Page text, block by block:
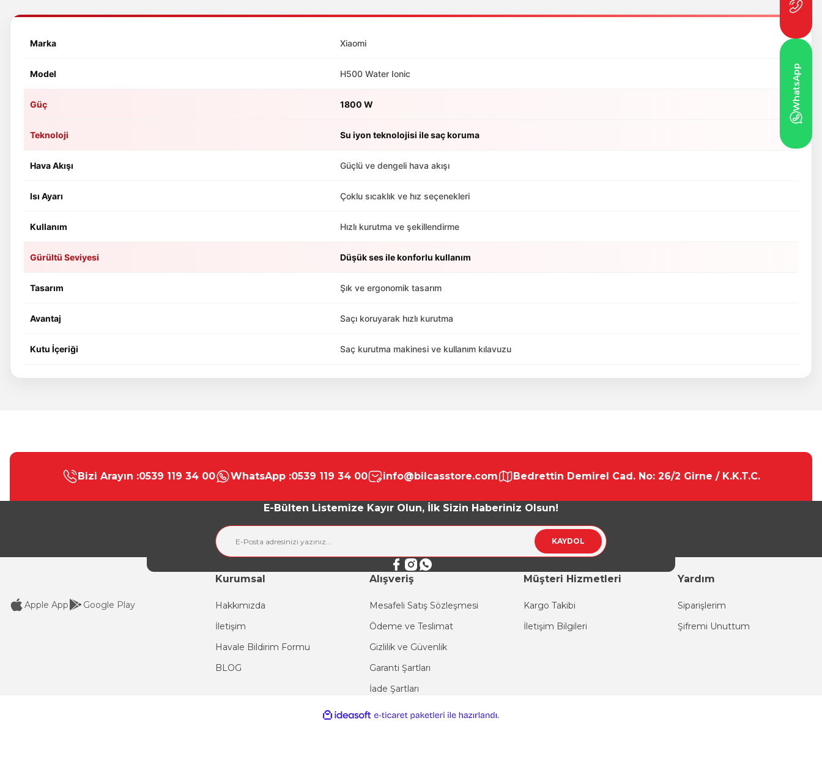
Marka Xiaomi
Model H500 Water Ionic
Güç 1800 W
Teknoloji Su iyon teknolojisi ile saç koruma
Hava Akışı Güçlü ve dengeli hava akışı
Isı Ayarı Çoklu sıcaklık ve hız seçenekleri
Kullanım Hızlı kurutma ve şekillendirme
Gürültü Seviyesi Düşük ses ile konforlu kullanım
Tasarım Şık ve ergonomik tasarım
Avantaj Saçı koruyarak hızlı kurutma
Kutu İçeriği Saç kurutma makinesi ve kullanım kılavuzu
Görüş ve önerileriniz için teşekkür ederiz.
Ürün resmi kalitesiz, bozuk veya görüntülenemiyor.
Ürün açıklamasında eksik bilgiler bulunuyor.
Gönder
Bizi Arayın :0539 119 34 00 WhatsApp :0539 119 34 00 info@bilcasstore.com Bedrettin Demirel Cad. No: 26/2 Girne / K.K.T.C.
E-Bülten Listemize Kayır Olun, İlk Sizin Haberiniz Olsun!
KAYDOL
Apple App Google Play
Kurumsal
Hakkımızda
İletişim
Havale Bildirim Formu
BLOG
Alışveriş
Mesafeli Satış Sözleşmesi
Ödeme ve Teslimat
Gizlilik ve Güvenlik
Garanti Şartları
İade Şartları
Müşteri Hizmetleri
Kargo Takibi
İletişim Bilgileri
Yardım
Siparişlerim
Şifremi Unuttum
WhatsApp
ideasoft
e-